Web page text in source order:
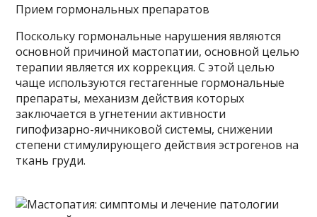
Прием гормональных препаратов
Поскольку гормональные нарушения являются
основной причиной мастопатии, основной целью
терапии является их коррекция. С этой целью
чаще используются гестагенные гормональные
препараты, механизм действия которых
заключается в угнетении активности
гипофизарно-яичниковой системы, снижении
степени стимулирующего действия эстрогенов на
ткань груди.